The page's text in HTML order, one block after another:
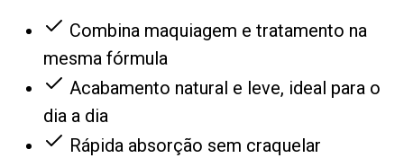
Combina maquiagem e tratamento na
mesma fórmula
Acabamento natural e leve, ideal para o
dia a dia
Rápida absorção sem craquelar